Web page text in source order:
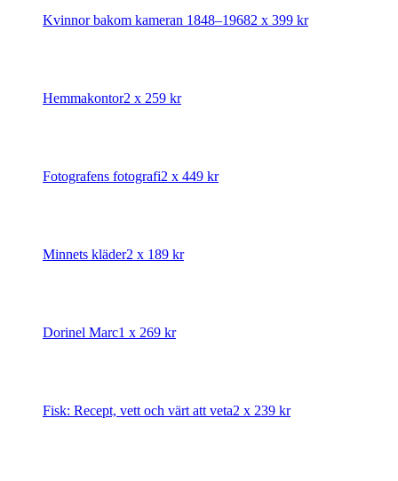
Kvinnor bakom kameran 1848–19682 x 399 kr
Hemmakontor2 x 259 kr
Fotografens fotografi2 x 449 kr
Minnets kläder2 x 189 kr
Dorinel Marc1 x 269 kr
Fisk: Recept, vett och värt att veta2 x 239 kr